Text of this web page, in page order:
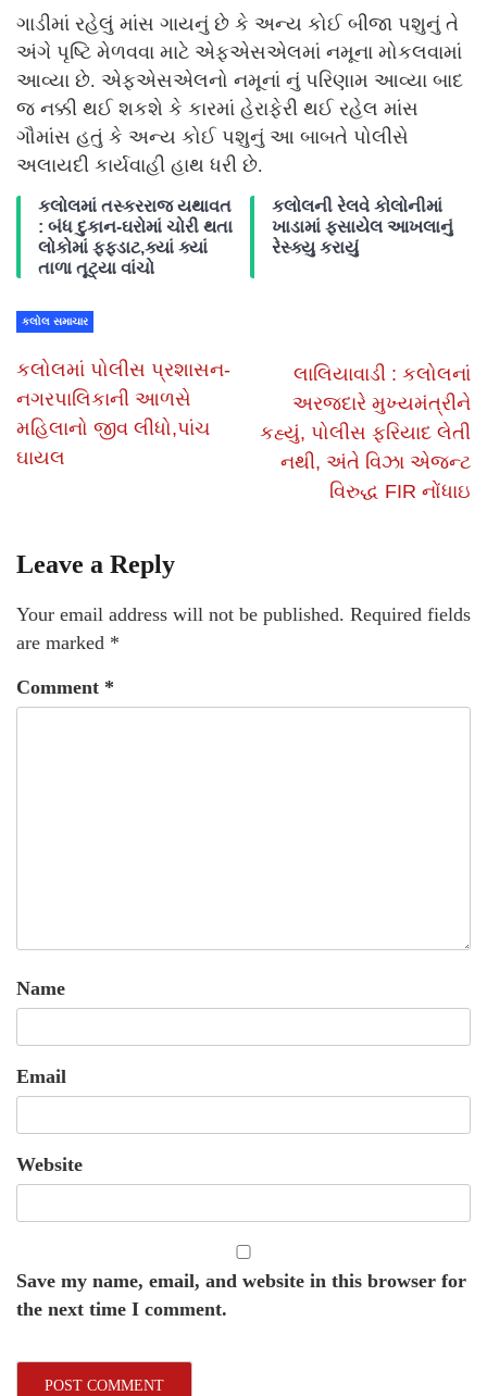
ગાડીમાં રહેલું માંસ ગાયનું છે કે અન્ય કોઈ બીજા પશુનું તે
અંગે પૃષ્ટિ મેળવવા માટે એફએસએલમાં નમૂના મોકલવામાં
આવ્યા છે. એફએસએલનો નમૂનાં નું પરિણામ આવ્યા બાદ
જ નક્કી થઈ શકશે કે કારમાં હેરાફેરી થઈ રહેલ માંસ
ગૌમાંસ હતું કે અન્ય કોઈ પશુનું આ બાબતે પોલીસે
અલાયદી કાર્યવાહી હાથ ધરી છે.
કલોલમાં તસ્કરરાજ યથાવત
: બંધ દુકાન-ઘરોમાં ચોરી થતા
લોકોમાં ફફડાટ,ક્યાં ક્યાં
તાળા તૂટ્યા વાંચો
કલોલની રેલવે કોલોનીમાં
ખાડામાં ફસાયેલ આખલાનું
રેસ્ક્યુ કરાયું
કલોલ સમાચાર
કલોલમાં પોલીસ પ્રશાસન-
નગરપાલિકાની આળસે
મહિલાનો જીવ લીધો,પાંચ
ઘાયલ
લાલિયાવાડી : કલોલનાં
અરજદારે મુખ્યમંત્રીને
કહ્યું, પોલીસ ફરિયાદ લેતી
નથી, અંતે વિઝા એજન્ટ
વિરુદ્ધ FIR નોંધાઇ
Leave a Reply
Your email address will not be published. Required fields
are marked *
Comment *
Name
Email
Website
Save my name, email, and website in this browser for
the next time I comment.